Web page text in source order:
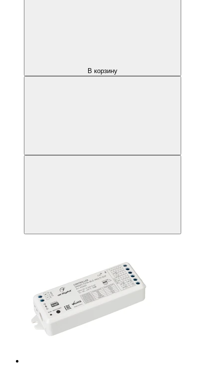
В корзину